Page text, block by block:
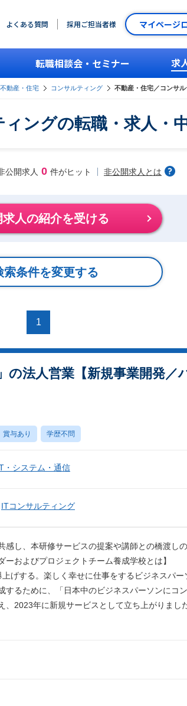
よくある質問 採用ご担当者様 マイページ
転職相談会・セミナー 求
不動産・住宅 コンサルティング 不動産・住宅／コンサ
ングの転職・求人・
公開求人 0 件がヒット 非公開求人とは
人の紹介を受ける
索条件を変更する
1
法人営業【新規事業開発／
賞与あり 学歴不問
・システム・通信
ITコンサルティング
感し、本研修サービスの提案や講師との橋渡し
ーおよびプロジェクトチーム養成学校とは】
げする。楽しく幸せに仕事をするビジネスパー
するために、「日本中のビジネスパーソンにコ
、2023年に新規サービスとして立ち上がりました